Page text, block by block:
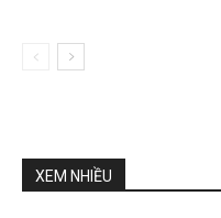
XEM NHIỀU